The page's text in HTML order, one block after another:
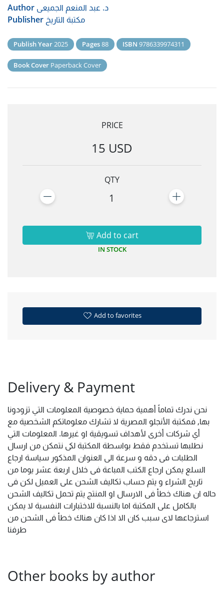
Author د. عبد المنعم الجميعى
Publisher مكتبة التاريخ
Publish Year2025 Pages88 ISBN 9786339974311
Book Cover Paperback Cover
PRICE
15 USD
QTY
1
Add to cart
IN STOCK
Add to favorites
Delivery & Payment
نحن ندرك تماماً أهمية حماية خصوصية المعلومات التي تزودونا
بها, فمكتبة الأنجلو المصرية لا تشارك معلوماتكم الشخصية مع
أي شركات أخرى لأهداف تسويقية او غيرها. المعلومات التي
نطلبها تستخدم فقط بواسطة المكتبة لكى نتمكن من ارسال
الطلبات فى دقه و سرعة الى العنوان المذكور سياسة ارجاع
السلع يمكن ارجاع الكتب المباعة فى خلال اربعة عشر يوما من
تاريخ الشراء و يتم حساب تكاليف الشحن على العميل لكن فى
حاله ان هناك خطأ فى الارسال او المنتج يتم تحمل تكاليف الشحن
بالكامل على المكتبة اما بالنسبة للاختبارات النفسية لا يمكن
استرجاعها لاى سبب كان الا اذا كان هناك خطأ فى الشحن من
طرفنا
Other books by author